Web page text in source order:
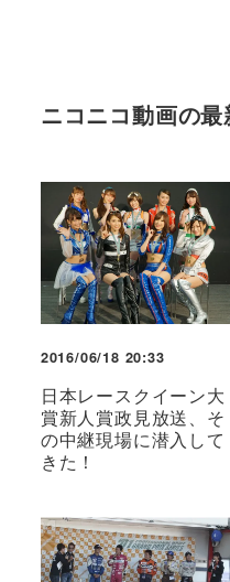
ニコニコ動画の
2016/06/18 20:33
日本レースクイーン大
賞新人賞政見放送、そ
の中継現場に潜入して
きた！